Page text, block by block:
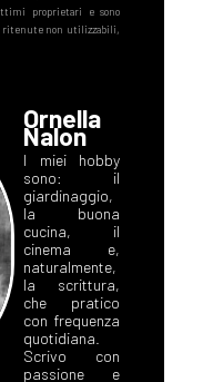
Ornella
Nalon
I miei hobby
sono: il
giardinaggio,
la buona
cucina, il
cinema e,
naturalmente,
la scrittura,
che pratico
con frequenza
quotidiana.
Scrivo con
passione e